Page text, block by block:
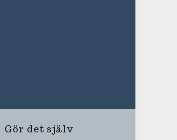
Gör det själv